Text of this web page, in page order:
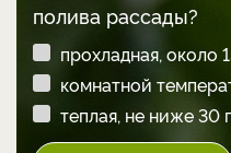
полива рассады?
прохладная, около
комнатной
теплая, не ниже 30